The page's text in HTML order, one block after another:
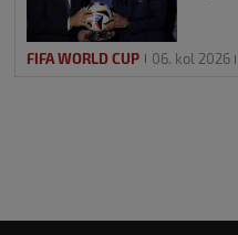
FIFA WORLD CUP 06. kol 2026